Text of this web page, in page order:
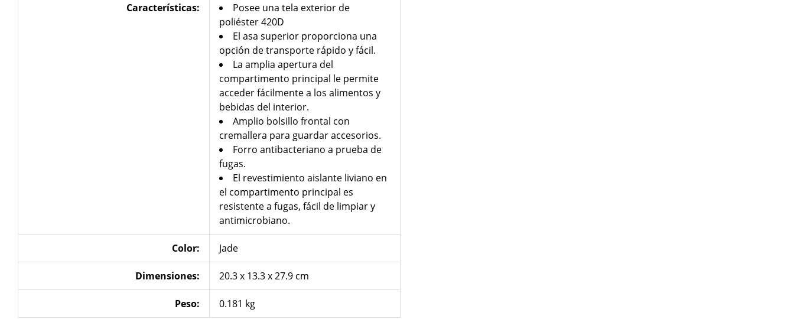
Características:
Posee una tela exterior de
poliéster 420D
El asa superior proporciona una
opción de transporte rápido y fácil.
La amplia apertura del
compartimento principal le permite
acceder fácilmente a los alimentos y
bebidas del interior.
Amplio bolsillo frontal con
cremallera para guardar accesorios.
Forro antibacteriano a prueba de
fugas.
El revestimiento aislante liviano en
el compartimento principal es
resistente a fugas, fácil de limpiar y
antimicrobiano.
Color: Jade
Dimensiones: 20.3 x 13.3 x 27.9 cm
Peso: 0.181 kg